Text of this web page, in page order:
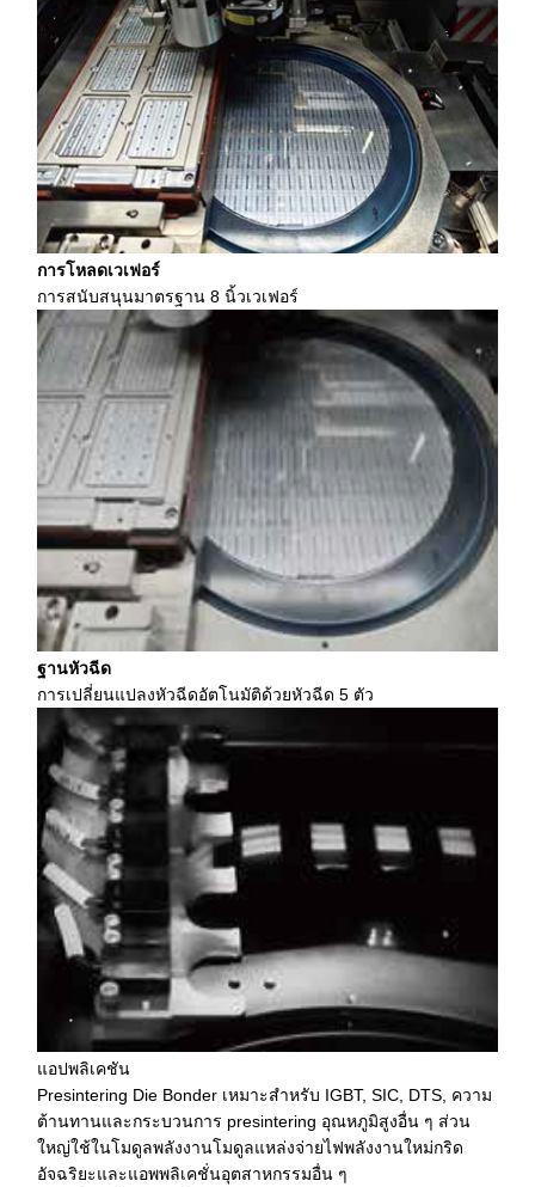
การโหลดเวเฟอร์
การสนับสนุนมาตรฐาน 8 นิ้วเวเฟอร์
ฐานหัวฉีด
การเปลี่ยนแปลงหัวฉีดอัตโนมัติด้วยหัวฉีด 5 ตัว
แอปพลิเคชัน
Presintering Die Bonder เหมาะสำหรับ IGBT, SIC, DTS, ความ
ต้านทานและกระบวนการ presintering อุณหภูมิสูงอื่น ๆ ส่วน
ใหญ่ใช้ในโมดูลพลังงานโมดูลแหล่งจ่ายไฟพลังงานใหม่กริด
อัจฉริยะและแอพพลิเคชั่นอุตสาหกรรมอื่น ๆ